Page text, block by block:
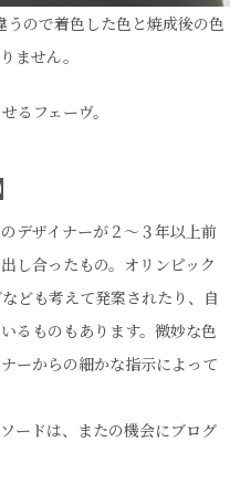
ので着色した色と焼成後の色
ません。
るフェーヴ。
デザイナーが２～３年以上前
し合ったもの。オリンピック
ども考えて発案されたり、自
るものもあります。微妙な色
ーからの細かな指示によって
ードは、またの機会にブログ